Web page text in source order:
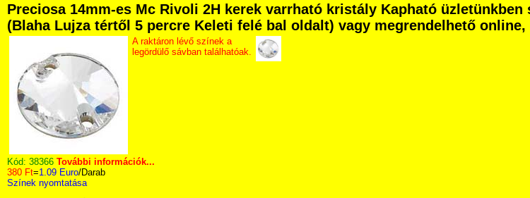
Preciosa 14mm-es Mc Rivoli 2H kerek varrható kristály Kapható üzletünkben
(Blaha Lujza tértől 5 percre Keleti felé bal oldalt) vagy megrendelhető
A raktáron lévő színek a
legördülő sávban találhatóak.
Kód: 38366 További információk...
380 Ft=1.09 Euro/Darab
Színek nyomtatása